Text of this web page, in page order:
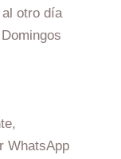
otro día
WhatsApp